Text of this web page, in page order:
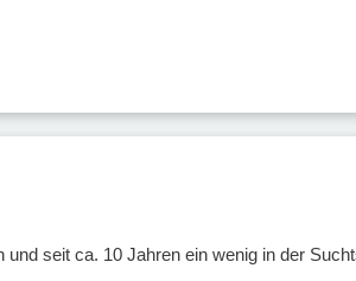
seit ca. 10 Jahren ein wenig in der